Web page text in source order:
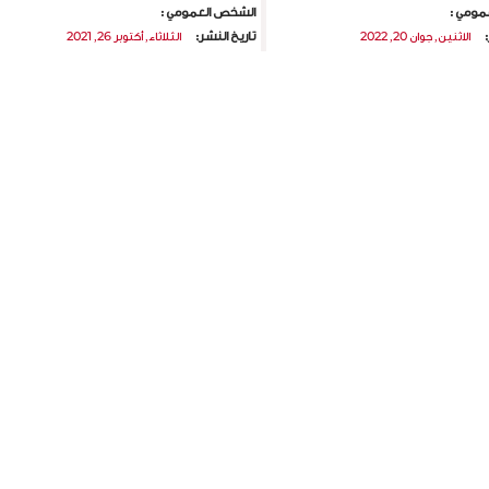
:
الاثنين, جوان 20, 2022
الشخص العمومي :
تاريخ النشر:
الثلاثاء, أكتوبر 26, 2021